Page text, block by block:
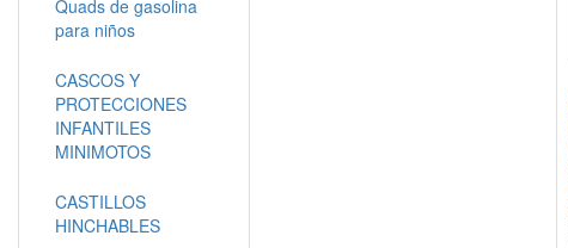
Quads de gasolina
para niños
CASCOS Y
PROTECCIONES
INFANTILES
MINIMOTOS
CASTILLOS
HINCHABLES